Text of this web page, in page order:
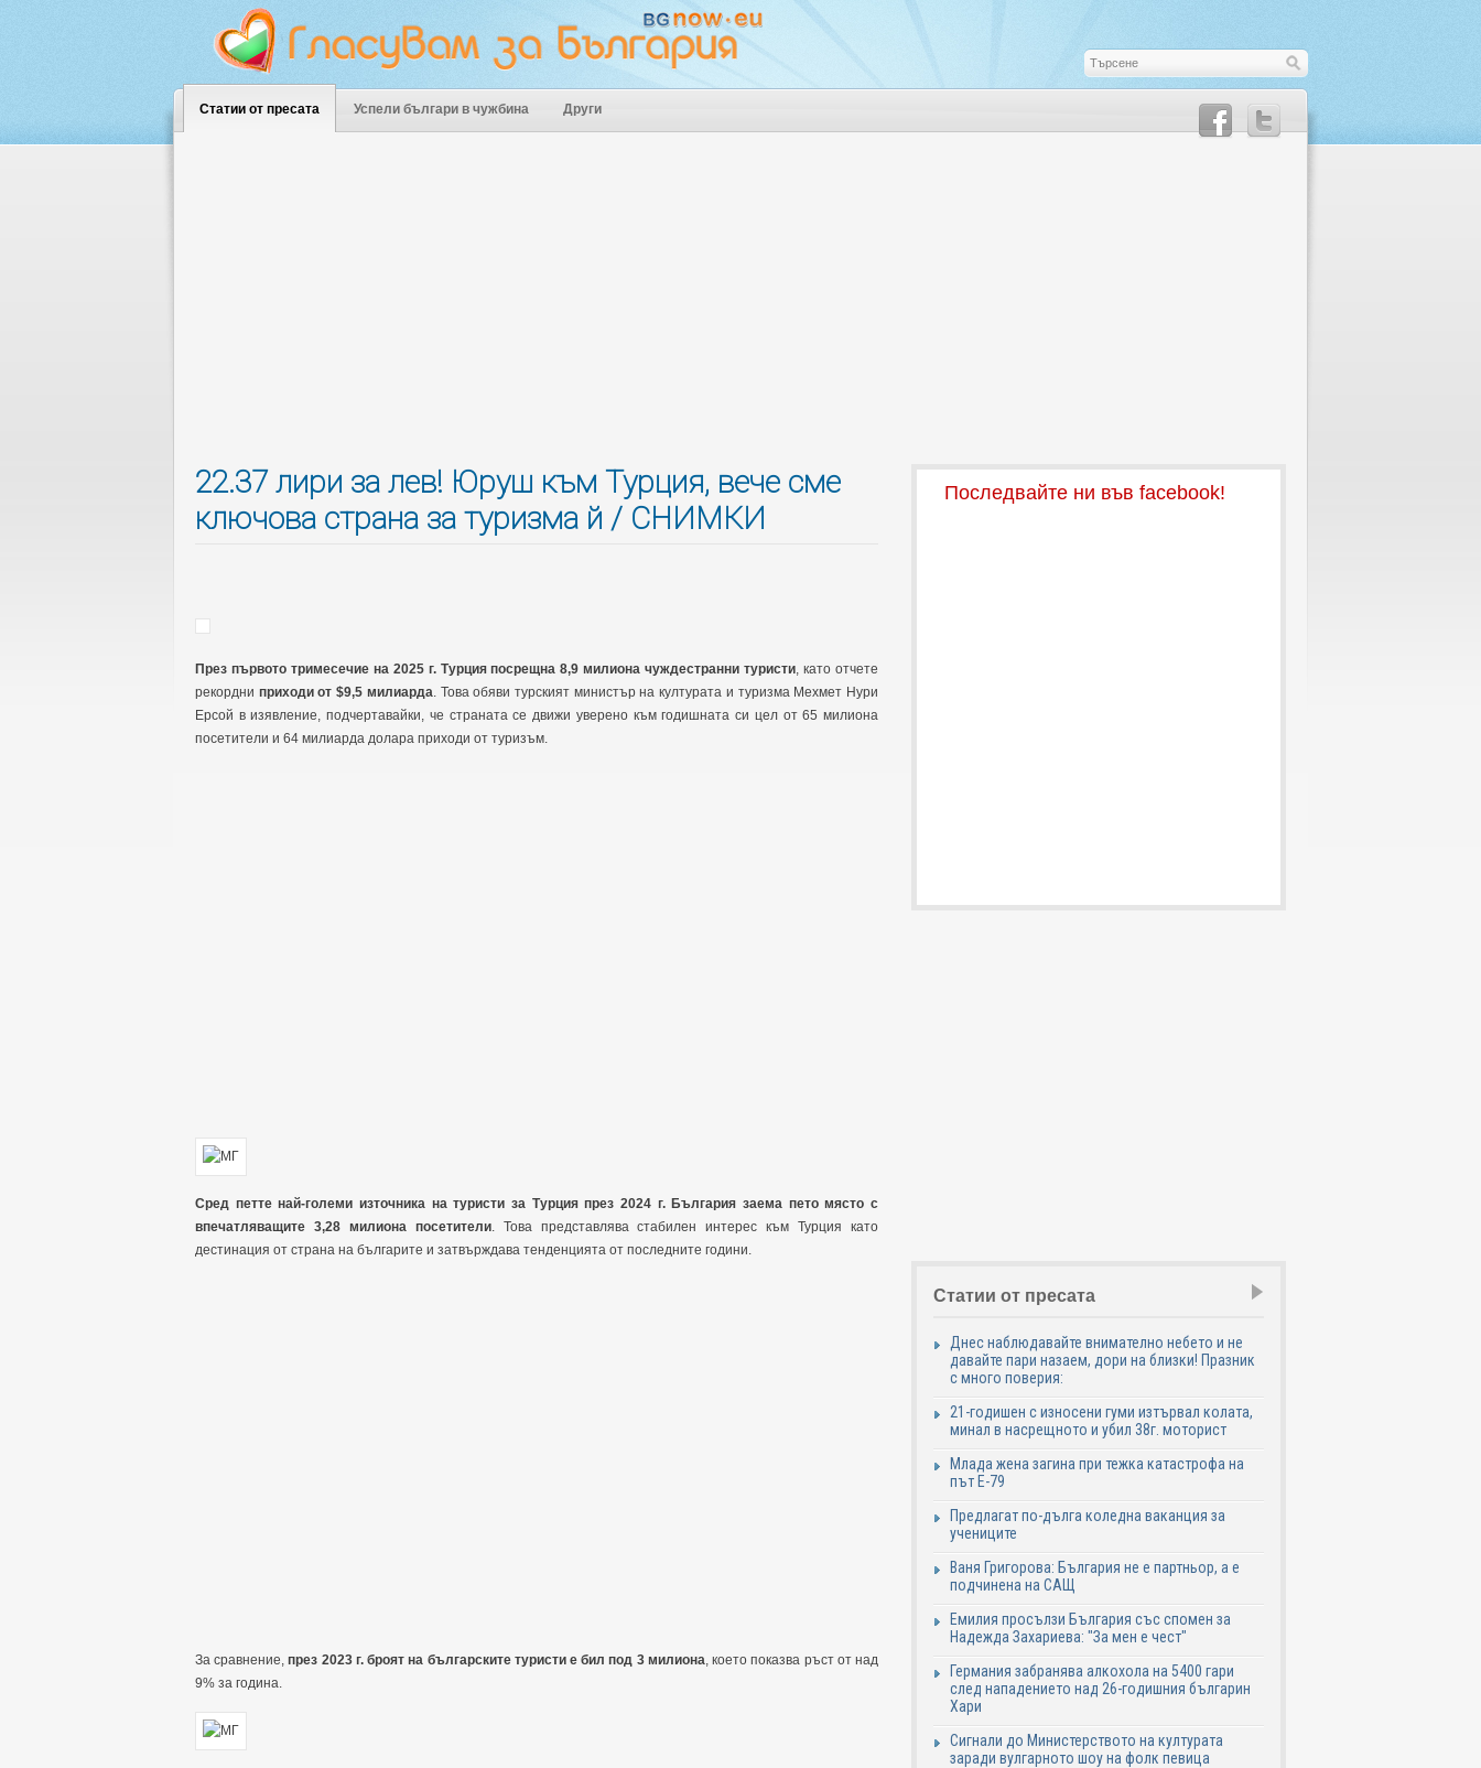
Статии от пресата Успели българи в чужбина Други
22.37 лири за лев! Юруш към Турция, вече сме
ключова страна за туризма й / СНИМКИ
През първото тримесечие на 2025 г. Турция посрещна 8,9 милиона чуждестранни туристи, като отчете
рекордни приходи от $9,5 милиарда. Това обяви турският министър на културата и туризма Мехмет Нури
Ерсой в изявление, подчертавайки, че страната се движи уверено към годишната си цел от 65 милиона
посетители и 64 милиарда долара приходи от туризъм.
Сред петте най-големи източника на туристи за Турция през 2024 г. България заема пето място с
впечатляващите 3,28 милиона посетители. Това представлява стабилен интерес към Турция като
дестинация от страна на българите и затвърждава тенденцията от последните години.
За сравнение,през 2023 г. броят на българските туристи е бил под 3 милиона, което показва ръст от над
9% за година.
Последвайте ни във facebook!
Статии от пресата
Днес наблюдавайте внимателно небето и не
давайте пари назаем, дори на близки! Празник
с много поверия:
21-годишен с износени гуми изтървал колата,
минал в насрещното и убил 38г. моторист
Млада жена загина при тежка катастрофа на
път Е-79
Предлагат по-дълга коледна ваканция за
учениците
Ваня Григорова: България не е партньор, а е
подчинена на САЩ
Емилия просълзи България със спомен за
Надежда Захариева: "За мен е чест"
Германия забранява алкохола на 5400 гари
след нападението над 26-годишния българин
Хари
Сигнали до Министерството на културата
заради вулгарното шоу на фолк певица